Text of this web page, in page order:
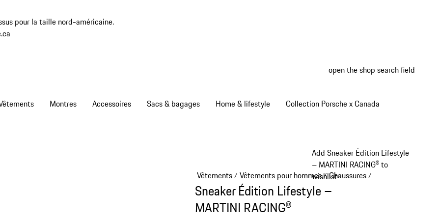
pour la taille nord-américaine.
open the shop search field
Montres Accessoires Sacs & bagages Home & lifestyle Collection Porsche x Canada
Add Sneaker Édition Lifestyle
– MARTINI RACING® to
wishlist
Vêtements/ Vêtements pour hommes/Chaussures/
Sneaker Édition Lifestyle –
MARTINI RACING®